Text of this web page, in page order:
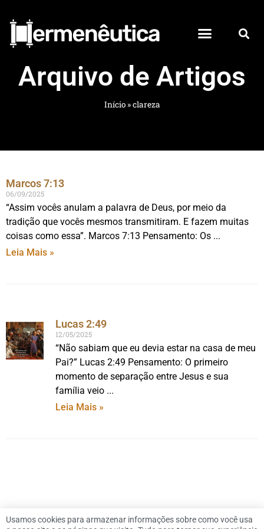
Arquivo de Artigos
Início»clareza
Marcos 7:13
06/09/2025
“Assim vocês anulam a palavra de Deus, por meio da
tradição que vocês mesmos transmitiram. E fazem muitas
coisas como essa”. Marcos 7:13 Pensamento: Os
Leia Mais »
Lucas 2:49
12/05/2025
“Não sabiam que eu devia estar na casa de meu
Pai?” Lucas 2:49 Pensamento: O primeiro
momento de separação entre Jesus e sua
família veio
Leia Mais »
Usamos cookies para armazenar informações sobre como você usa